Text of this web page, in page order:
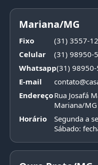
Mariana/MG
Fixo
(31) 3557-
Celular
(31) 98950-
Whatsapp(31)
E-mail
EndereçoRua Josafá
Mariana/MG
Horário
Segunda a
Sábado: